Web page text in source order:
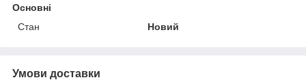
Основні
Стан
Новий
Умови доставки